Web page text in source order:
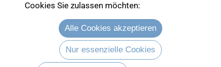
Cookies Sie zulassen möchten:
Alle Cookies akzeptieren
Nur essenzielle Cookies